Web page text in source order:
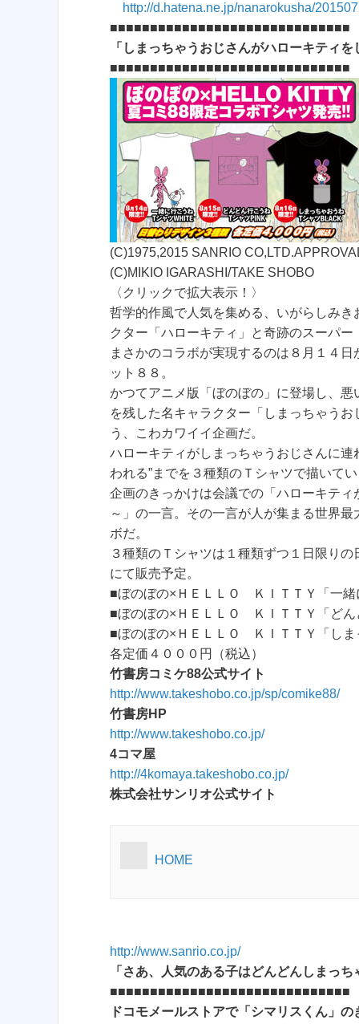
http://d.hatena.ne.jp/nanarokusha/
■■■■■■■■■■■■■■■■■■■■■■■■■■■■■■
「しまっちゃうおじさんがハローキティ
■■■■■■■■■■■■■■■■■■■■■■■■■■■■■■
(C)1975,2015 SANRIO
(C)MIKIO IGARASHI/TAKE SHOBO
〈クリックで拡大表示！〉
哲学的作風で人気を集める、いがらしみ
クター「ハローキティ」と奇跡のスーパー
まさかのコラボが実現するのは８月１４
ット８８。
かつてアニメ版「ぼのぼの」に登場し、
を残した名キャラクター「しまっちゃう
う、こわカワイイ企画だ。
ハローキティがしまっちゃうおじさんに
われる”までを３種類のＴシャツで描いて
企画のきっかけは会議での「ハローキテ
～」の一言。その一言が人が集まる世界
ボだ。
３種類のＴシャツは１種類ずつ１日限り
にて販売予定。
■ぼのぼの×ＨＥＬＬＯ ＫＩＴＴＹ「一
■ぼのぼの×ＨＥＬＬＯ ＫＩＴＴＹ「ど
■ぼのぼの×ＨＥＬＬＯ ＫＩＴＴＹ「し
各定価４０００円（税込）
竹書房コミケ88公式サイト
http://www.takeshobo.co.jp/sp/comike88/
竹書房HP
http://www.takeshobo.co.jp/
4コマ屋
http://4komaya.takeshobo.co.jp/
株式会社サンリオ公式サイト
HOME
http://www.sanrio.co.jp/
「さあ、人気のある子はどんどんしまっち
■■■■■■■■■■■■■■■■■■■■■■■■■■■■■■
ドコモメールストアで「シマリスくん」